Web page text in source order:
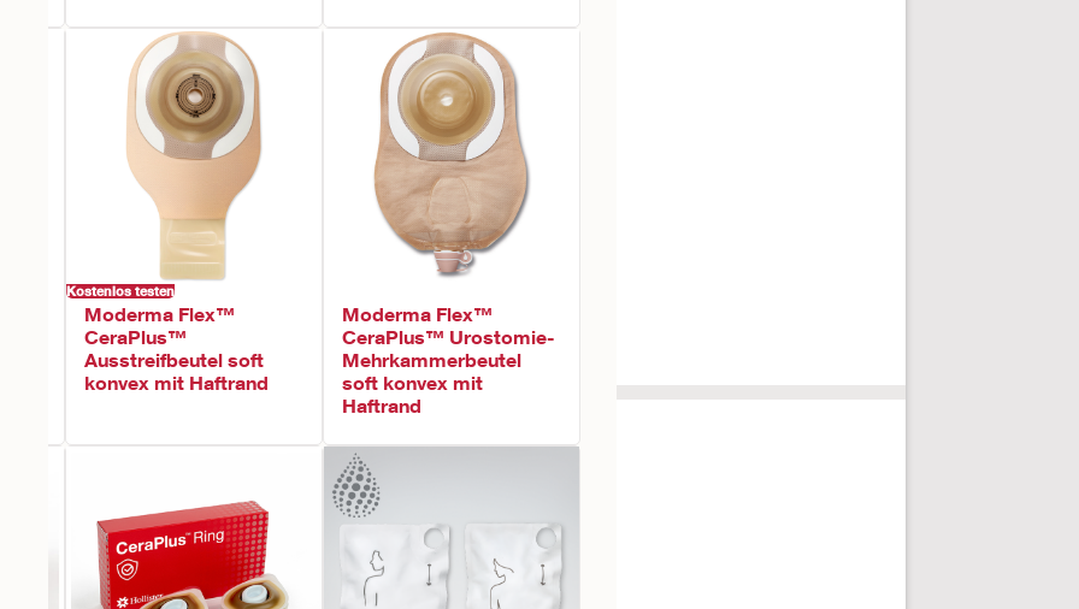
Kostenlos testen
Moderma Flex™
CeraPlus™
Ausstreifbeutel soft
konvex mit Haftrand
Moderma Flex™
CeraPlus™ Urostomie-
Mehrkammerbeutel
soft konvex mit
Haftrand